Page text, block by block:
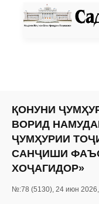
ҚОНУНИ
ВОРИД
ҶУМҲУРИИ
САНҶИШИ
ХОҶАГИДОР»
№:78 (5130), 24 июн